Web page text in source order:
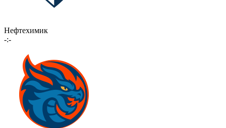
Нефтехимик
-:-